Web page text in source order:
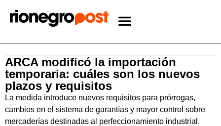
ARCA modificó la importación
temporaria: cuáles son los nuevos
plazos y requisitos
La medida introduce nuevos requisitos para prórrogas,
cambios en el sistema de garantías y mayor control sobre
mercaderías destinadas al perfeccionamiento industrial.